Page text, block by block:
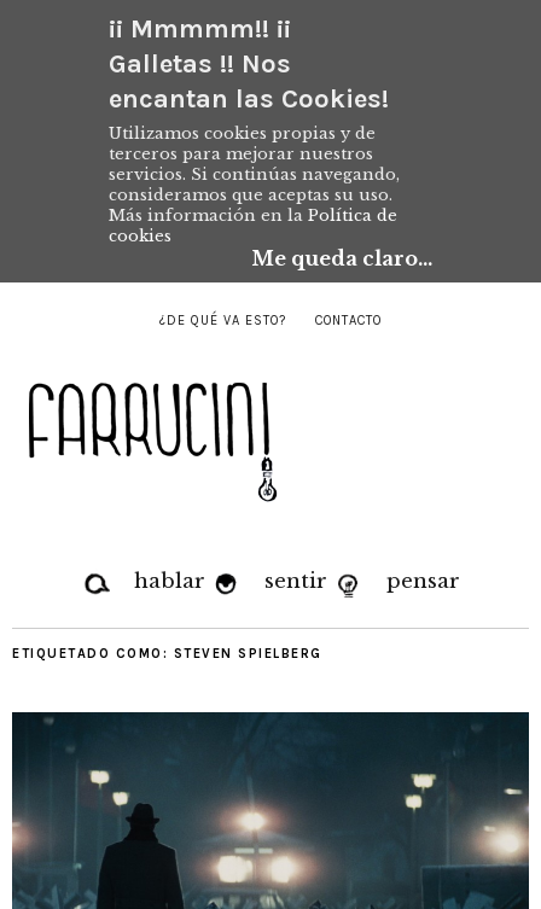
¡¡ Mmmmm!! ¡¡
Galletas !! Nos
encantan las Cookies!
Utilizamos cookies propias y de
terceros para mejorar nuestros
servicios. Si continúas navegando,
consideramos que aceptas su uso.
Más información en la Política de
cookies
Me queda claro...
¿DE QUÉ VA ESTO? CONTACTO
hablar sentir pensar
ETIQUETADO COMO: STEVEN SPIELBERG